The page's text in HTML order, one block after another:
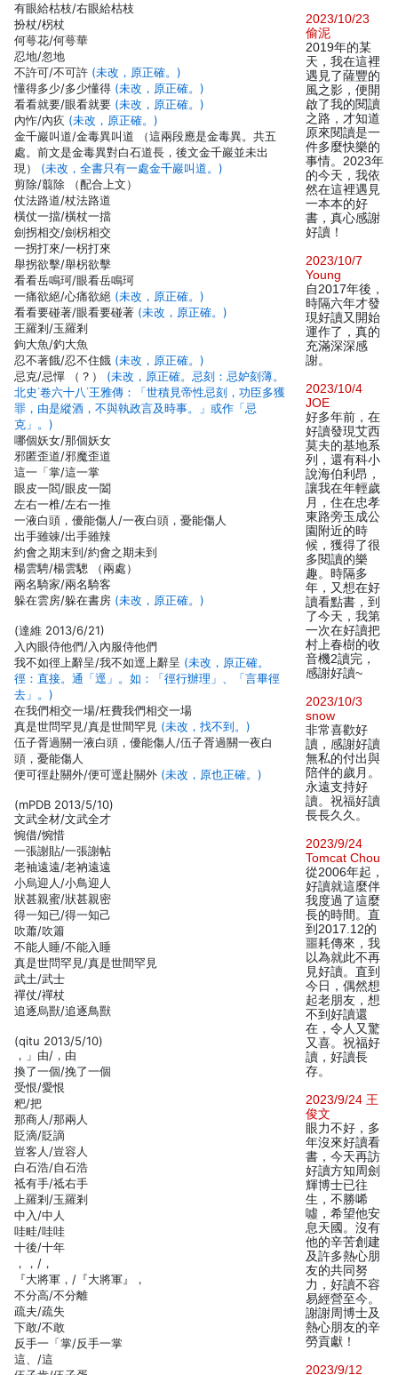
有眼給枯枝/右眼給枯枝
扮杖/柺杖
何萼花/何萼華
忍地/忽地
不許可/不可許 (未改，原正確。)
懂得多少/多少懂得 (未改，原正確。)
看看就要/眼看就要 (未改，原正確。)
內怍/內疚 (未改，原正確。)
金千巖叫道/金毒異叫道 （這兩段應是金毒異。共五
處。前文是金毒異對白石道長，後文金千巖並未出
現） (未改，全書只有一處金千巖叫道。)
剪除/翦除 （配合上文）
仗法路道/杖法路道
橫仗一擋/橫杖一擋
劍拐相交/劍柺相交
一拐打來/一柺打來
舉拐欲擊/舉柺欲擊
看看岳鳴珂/眼看岳鳴珂
一痛欲絕/心痛欲絕 (未改，原正確。)
看看要碰著/眼看要碰著 (未改，原正確。)
王羅剎/玉羅剎
鉤大魚/釣大魚
忍不著餓/忍不住餓 (未改，原正確。)
忌克/忌憚 （？） (未改，原正確。忌刻：忌妒刻薄。
北史˙卷六十八˙王雅傳：「世積見帝性忌刻，功臣多獲
罪，由是縱酒，不與執政言及時事。」或作「忌
克」。)
哪個妖女/那個妖女
邪匿歪道/邪魔歪道
這一「掌/這一掌
眼皮一閻/眼皮一闔
左右一椎/左右一推
一液白頭，優能傷人/一夜白頭，憂能傷人
出手雖竦/出手雖辣
約會之期末到/約會之期未到
楊雲騁/楊雲驄 （兩處）
兩名騎家/兩名騎客
躲在雲房/躲在書房 (未改，原正確。)
(達維 2013/6/21)
入內眼侍他們/入內服侍他們
我不如徑上辭呈/我不如逕上辭呈 (未改，原正確。
徑：直接。通「逕」。如：「徑行辦理」、「言畢徑
去」。)
在我們相交一場/枉費我們相交一場
真是世問罕見/真是世間罕見 (未改，找不到。)
伍子胥過關一液白頭，優能傷人/伍子胥過關一夜白
頭，憂能傷人
便可徑赴關外/便可逕赴關外 (未改，原也正確。)
(mPDB 2013/5/10)
文武全材/文武全才
惋借/惋惜
一張謝貼/一張謝帖
老袖遠遠/老衲遠遠
小烏迎人/小鳥迎人
狀甚親蜜/狀甚親密
得一知已/得一知己
吹蕭/吹簫
不能人睡/不能入睡
真是世問罕見/真是世間罕見
武土/武士
禪仗/禪杖
追逐烏獸/追逐鳥獸
(qitu 2013/5/10)
，」由/，由
換了一個/挽了一個
受恨/愛恨
粑/把
那商人/那兩人
貶滴/貶謫
豈客人/豈容人
白石浩/自石浩
祗有手/祗右手
上羅剎/玉羅剎
中入/中人
哇畦/哇哇
十後/十年
，，/，
『大將軍，/『大將軍』，
不分高/不分離
疏夫/疏失
下敢/不敢
反手一「掌/反手一掌
這、/這
2023/10/23
偷泥
2019年的某
天，我在這裡
遇見了薩豐的
風之影，便開
啟了我的閱讀
之路，才知道
原來閱讀是一
件多麼快樂的
事情。2023年
的今天，我依
然在這裡遇見
一本本的好
書，真心感謝
好讀！
2023/10/7
Young
自2017年後，
時隔六年才發
現好讀又開始
運作了，真的
充滿深深感
謝。
2023/10/4
JOE
好多年前，在
好讀發現艾西
莫夫的基地系
列，還有科小
說海伯利昂，
讓我在年輕歲
月，住在忠孝
東路旁玉成公
園附近的時
候，獲得了很
多閱讀的樂
趣。時隔多
年，又想在好
讀看點書，到
了今天，我第
一次在好讀把
村上春樹的收
音機2讀完，
感謝好讀~
2023/10/3
snow
非常喜歡好
讀，感謝好讀
無私的付出與
陪伴的歲月。
永遠支持好
讀。祝福好讀
長長久久。
2023/9/24
Tomcat Chou
從2006年起，
好讀就這麼伴
我度過了這麼
長的時間。直
到2017.12的
噩耗傳來，我
以為就此不再
見好讀。直到
今日，偶然想
起老朋友，想
不到好讀還
在，令人又驚
又喜。祝福好
讀，好讀長
存。
2023/9/24 王
俊文
眼力不好，多
年沒來好讀看
書，今天再訪
好讀方知周劍
輝博士已往
生，不勝唏
噓，希望他安
息天國。沒有
他的辛苦創建
及許多熱心朋
友的共同努
力，好讀不容
易經營至今。
謝謝周博士及
熱心朋友的辛
勞貢獻！
2023/9/12